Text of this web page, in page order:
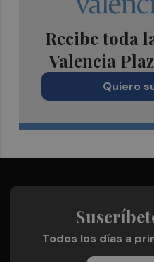
Recibe toda
Valencia
Quiero
Todos los días a